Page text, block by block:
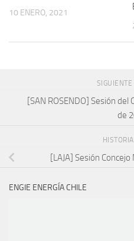
10 ENERO, 2021
[SAN ROSENDO] Sesión del
de
[LAJA] Sesión
ENGIE ENERGÍA CHILE